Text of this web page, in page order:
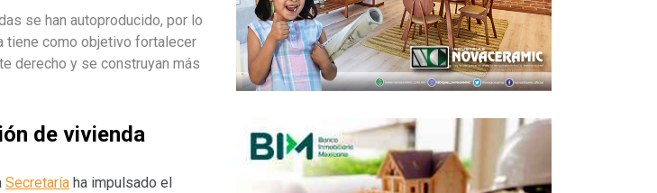
se han autoproducido, por lo
tiene como objetivo fortalecer
derecho y se construyan más
de vivienda
Secretaría ha impulsado el